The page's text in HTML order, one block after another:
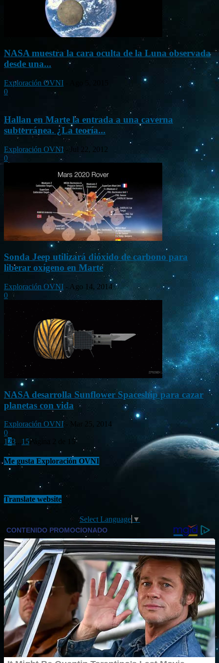
NASA muestra la cara oculta de la Luna observada
desde una...
Exploración OVNI
0
Hallan en Marte la entrada a una caverna
subterránea. ¿La teoría...
Exploración OVNI -
Jul 22, 2012
0
Sonda Jeep utilizará dióxido de carbono para
liberar oxígeno en Marte
Exploración OVNI - Ago 14, 2014
0
NASA desarrolla Sunflower Spaceship para cazar
planetas con vida
Exploración OVNI - Mar 25, 2014
0
123 15Página 2 de 15
Me gusta Exploración OVNI
Translate website
Select Language ▼